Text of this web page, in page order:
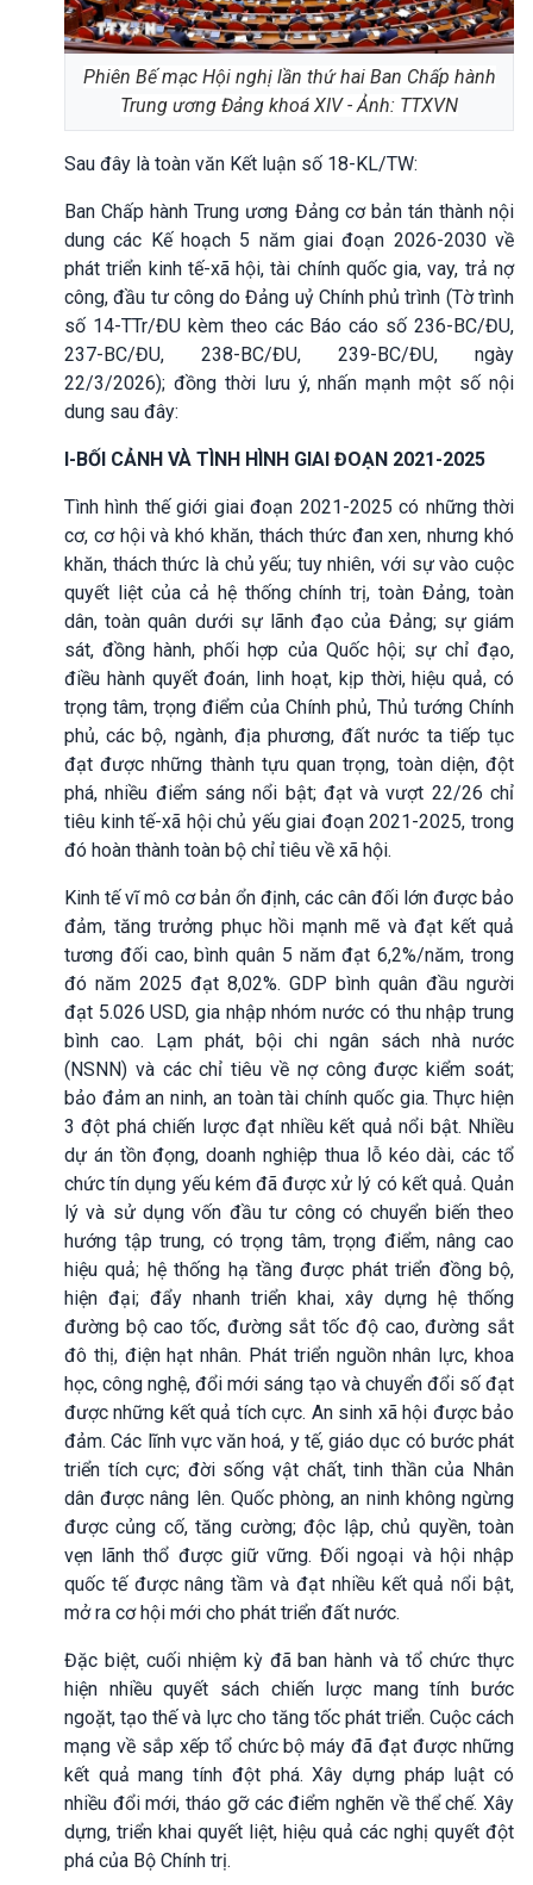
Phiên Bế mạc Hội nghị lần thứ hai Ban Chấp hành
Trung ương Đảng khoá XIV - Ảnh: TTXVN
Sau đây là toàn văn Kết luận số 18-KL/TW:
Ban Chấp hành Trung ương Đảng cơ bản tán thành nội
dung các Kế hoạch 5 năm giai đoạn 2026-2030 về
phát triển kinh tế-xã hội, tài chính quốc gia, vay, trả nợ
công, đầu tư công do Đảng uỷ Chính phủ trình (Tờ trình
số 14-TTr/ĐU kèm theo các Báo cáo số 236-BC/ĐU,
237-BC/ĐU, 238-BC/ĐU, 239-BC/ĐU, ngày
22/3/2026); đồng thời lưu ý, nhấn mạnh một số nội
dung sau đây:
I-BỐI CẢNH VÀ TÌNH HÌNH GIAI ĐOẠN 2021-2025
Tình hình thế giới giai đoạn 2021-2025 có những thời
cơ, cơ hội và khó khăn, thách thức đan xen, nhưng khó
khăn, thách thức là chủ yếu; tuy nhiên, với sự vào cuộc
quyết liệt của cả hệ thống chính trị, toàn Đảng, toàn
dân, toàn quân dưới sự lãnh đạo của Đảng; sự giám
sát, đồng hành, phối hợp của Quốc hội; sự chỉ đạo,
điều hành quyết đoán, linh hoạt, kịp thời, hiệu quả, có
trọng tâm, trọng điểm của Chính phủ, Thủ tướng Chính
phủ, các bộ, ngành, địa phương, đất nước ta tiếp tục
đạt được những thành tựu quan trọng, toàn diện, đột
phá, nhiều điểm sáng nổi bật; đạt và vượt 22/26 chỉ
tiêu kinh tế-xã hội chủ yếu giai đoạn 2021-2025, trong
đó hoàn thành toàn bộ chỉ tiêu về xã hội.
Kinh tế vĩ mô cơ bản ổn định, các cân đối lớn được bảo
đảm, tăng trưởng phục hồi mạnh mẽ và đạt kết quả
tương đối cao, bình quân 5 năm đạt 6,2%/năm, trong
đó năm 2025 đạt 8,02%. GDP bình quân đầu người
đạt 5.026 USD, gia nhập nhóm nước có thu nhập trung
bình cao. Lạm phát, bội chi ngân sách nhà nước
(NSNN) và các chỉ tiêu về nợ công được kiểm soát;
bảo đảm an ninh, an toàn tài chính quốc gia. Thực hiện
3 đột phá chiến lược đạt nhiều kết quả nổi bật. Nhiều
dự án tồn đọng, doanh nghiệp thua lỗ kéo dài, các tổ
chức tín dụng yếu kém đã được xử lý có kết quả. Quản
lý và sử dụng vốn đầu tư công có chuyển biến theo
hướng tập trung, có trọng tâm, trọng điểm, nâng cao
hiệu quả; hệ thống hạ tầng được phát triển đồng bộ,
hiện đại; đẩy nhanh triển khai, xây dựng hệ thống
đường bộ cao tốc, đường sắt tốc độ cao, đường sắt
đô thị, điện hạt nhân. Phát triển nguồn nhân lực, khoa
học, công nghệ, đổi mới sáng tạo và chuyển đổi số đạt
được những kết quả tích cực. An sinh xã hội được bảo
đảm. Các lĩnh vực văn hoá, y tế, giáo dục có bước phát
triển tích cực; đời sống vật chất, tinh thần của Nhân
dân được nâng lên. Quốc phòng, an ninh không ngừng
được củng cố, tăng cường; độc lập, chủ quyền, toàn
vẹn lãnh thổ được giữ vững. Đối ngoại và hội nhập
quốc tế được nâng tầm và đạt nhiều kết quả nổi bật,
mở ra cơ hội mới cho phát triển đất nước.
Đặc biệt, cuối nhiệm kỳ đã ban hành và tổ chức thực
hiện nhiều quyết sách chiến lược mang tính bước
ngoặt, tạo thế và lực cho tăng tốc phát triển. Cuộc cách
mạng về sắp xếp tổ chức bộ máy đã đạt được những
kết quả mang tính đột phá. Xây dựng pháp luật có
nhiều đổi mới, tháo gỡ các điểm nghẽn về thể chế. Xây
dựng, triển khai quyết liệt, hiệu quả các nghị quyết đột
phá của Bộ Chính trị.